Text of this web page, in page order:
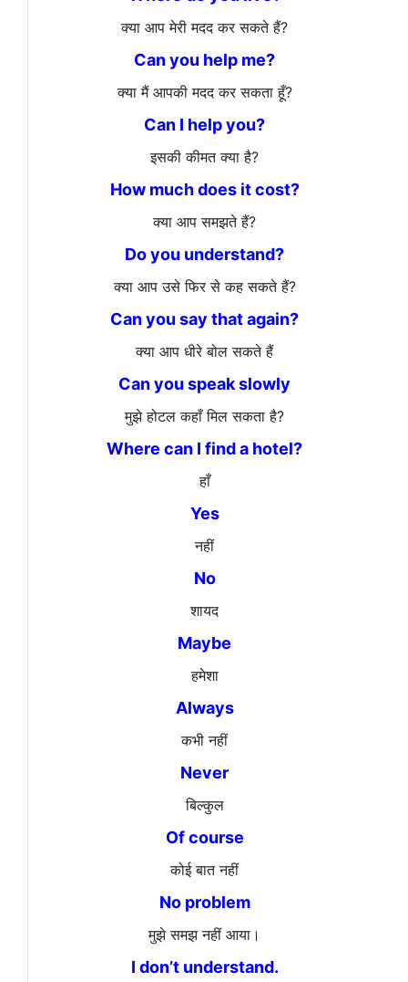
क्या आप मेरी मदद कर सकते हैं?
Can you help me?
क्या मैं आपकी मदद कर सकता हूँ?
Can I help you?
इसकी कीमत क्या है?
How much does it cost?
क्या आप समझते हैं?
Do you understand?
क्या आप उसे फिर से कह सकते हैं?
Can you say that again?
क्या आप धीरे बोल सकते हैं
Can you speak slowly
मुझे होटल कहाँ मिल सकता है?
Where can I find a hotel?
हाँ
Yes
नहीं
No
शायद
Maybe
हमेशा
Always
कभी नहीं
Never
बिल्कुल
Of course
कोई बात नहीं
No problem
मुझे समझ नहीं आया।
I don’t understand.